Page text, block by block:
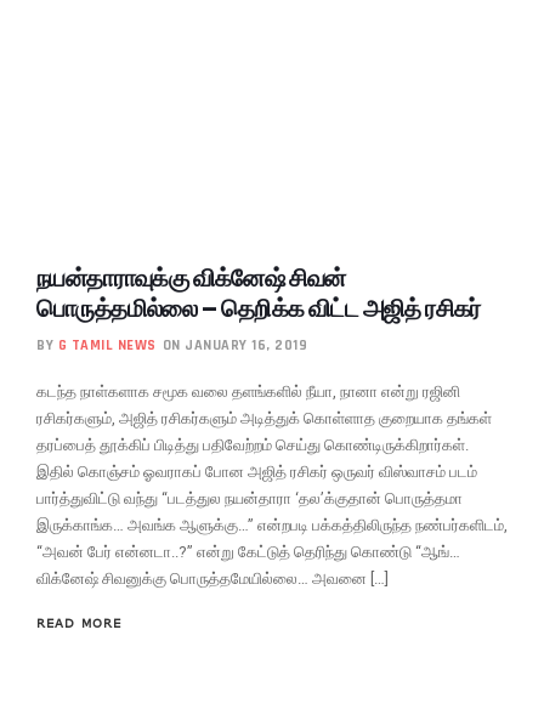
நயன்தாராவுக்கு விக்னேஷ் சிவன்
பொருத்தமில்லை – தெறிக்க விட்ட அஜித் ரசிகர்
BY G TAMIL NEWS ON JANUARY 16, 2019
கடந்த நாள்களாக சமூக வலை தளங்களில் நீயா, நானா என்று ரஜினி
ரசிகர்களும், அஜித் ரசிகர்களும் அடித்துக் கொள்ளாத குறையாக தங்கள்
தரப்பைத் தூக்கிப் பிடித்து பதிவேற்றம் செய்து கொண்டிருக்கிறார்கள்.
இதில் கொஞ்சம் ஓவராகப் போன அஜித் ரசிகர் ஒருவர் விஸ்வாசம் படம்
பார்த்துவிட்டு வந்து “படத்துல நயன்தாரா ‘தல’க்குதான் பொருத்தமா
இருக்காங்க… அவங்க ஆளுக்கு…” என்றபடி பக்கத்திலிருந்த நண்பர்களிடம்,
“அவன் பேர் என்னடா..?” என்று கேட்டுத் தெரிந்து கொண்டு “ஆங்…
விக்னேஷ் சிவனுக்கு பொருத்தமேயில்லை… அவனை […]
READ MORE